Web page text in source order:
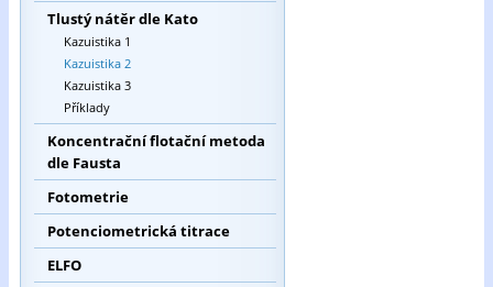
Tlustý nátěr dle Kato
Kazuistika 1
Kazuistika 2
Kazuistika 3
Příklady
Koncentrační flotační metoda
dle Fausta
Fotometrie
Potenciometrická titrace
ELFO